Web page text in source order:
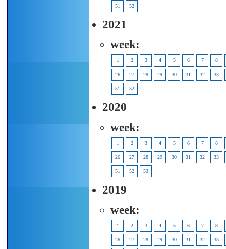
51 52
2021
week:
1 2 3 4 5 6 7 8
26 27 28 29 30 31 32 33
51 52
2020
week:
1 2 3 4 5 6 7 8
26 27 28 29 30 31 32 33
51 52 53
2019
week:
1 2 3 4 5 6 7 8
26 27 28 29 30 31 32 33